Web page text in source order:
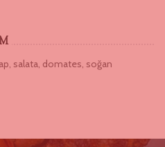
salata, domates, soğan